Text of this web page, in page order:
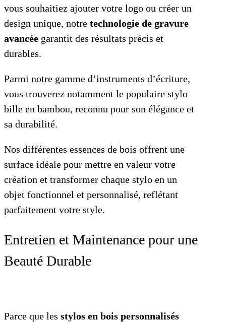
vous souhaitiez ajouter votre logo ou créer un
design unique, notre technologie de gravure
avancée garantit des résultats précis et
durables.
Parmi notre gamme d’instruments d’écriture,
vous trouverez notamment le populaire stylo
bille en bambou, reconnu pour son élégance et
sa durabilité.
Nos différentes essences de bois offrent une
surface idéale pour mettre en valeur votre
création et transformer chaque stylo en un
objet fonctionnel et personnalisé, reflétant
parfaitement votre style.
Entretien et Maintenance pour une
Beauté Durable
Parce que les stylos en bois personnalisés